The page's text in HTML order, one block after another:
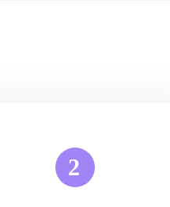
2